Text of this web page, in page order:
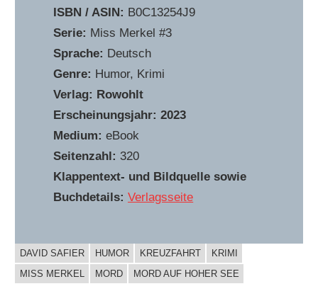
ISBN / ASIN: ‎B0C13254J9
Serie: Miss Merkel #3
Sprache: Deutsch
Genre: Humor, Krimi
Verlag: Rowohlt
Erscheinungsjahr: 2023
Medium: eBook
Seitenzahl: 320
Klappentext- und Bildquelle sowie
Buchdetails: Verlagsseite
BUCHIGES
DAVID SAFIER HUMOR KREUZFAHRT
KRIMI
MISS MERKEL
MORD MORD AUF HOHER SEE